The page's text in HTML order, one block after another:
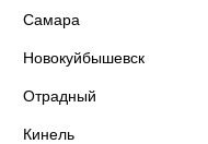
Самара
Новокуйбышевск
Отрадный
Кинель